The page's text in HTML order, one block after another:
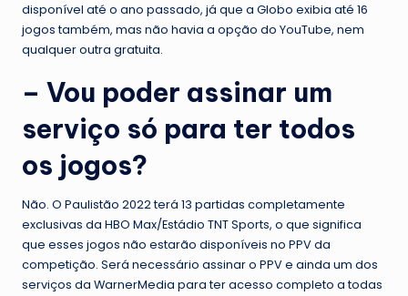
disponível até o ano passado, já que a Globo exibia até 16
jogos também, mas não havia a opção do YouTube, nem
qualquer outra gratuita.
– Vou poder assinar um
serviço só para ter todos
os jogos?
Não. O Paulistão 2022 terá 13 partidas completamente
exclusivas da HBO Max/Estádio TNT Sports, o que significa
que esses jogos não estarão disponíveis no PPV da
competição. Será necessário assinar o PPV e ainda um dos
serviços da WarnerMedia para ter acesso completo a todas